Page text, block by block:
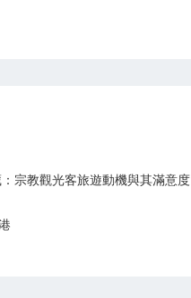
宗教觀光客旅遊動機與其滿意度